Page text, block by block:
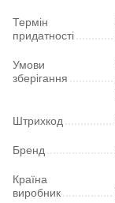
Термін
придатності
Умови
зберігання
Штрихкод
Бренд
Країна
виробник